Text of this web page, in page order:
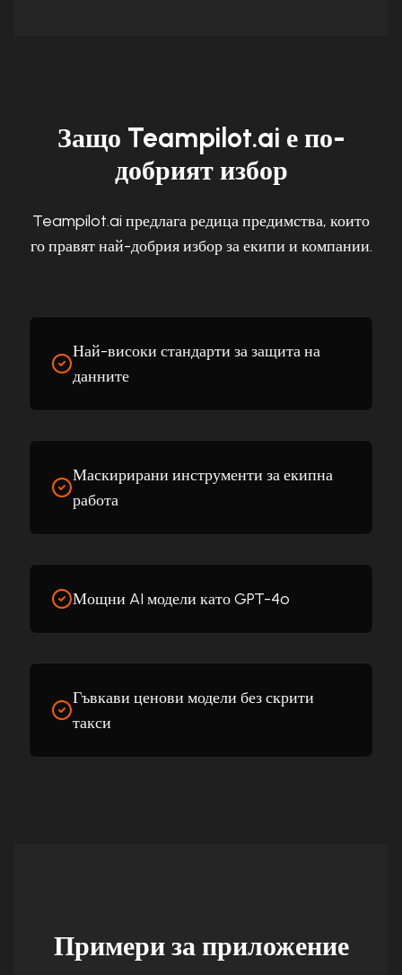
Защо Teampilot.ai е по-
добрият избор
Teampilot.ai предлага редица предимства, които
го правят най-добрия избор за екипи и компании.
Най-високи стандарти за защита на
данните
Маскирирани инструменти за екипна
работа
Мощни AI модели като GPT-4o
Гъвкави ценови модели без скрити
такси
Примери за приложение